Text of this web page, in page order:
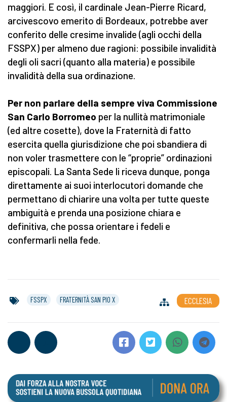
maggiori. E così, il cardinale Jean-Pierre Ricard,
arcivescovo emerito di Bordeaux, potrebbe aver
conferito delle cresime invalide (agli occhi della
FSSPX) per almeno due ragioni: possibile invalidità
degli oli sacri (quanto alla materia) e possibile
invalidità della sua ordinazione.
Per non parlare della sempre viva Commissione
San Carlo Borromeo per la nullità matrimoniale
(ed altre cosette), dove la Fraternità di fatto
esercita quella giurisdizione che poi sbandiera di
non voler trasmettere con le “proprie” ordinazioni
episcopali. La Santa Sede li riceva dunque, ponga
direttamente ai suoi interlocutori domande che
permettano di chiarire una volta per tutte queste
ambiguità e prenda una posizione chiara e
definitiva, che possa orientare i fedeli e
confermarli nella fede.
FSSPX FRATERNITÀ SAN PIO X ECCLESIA